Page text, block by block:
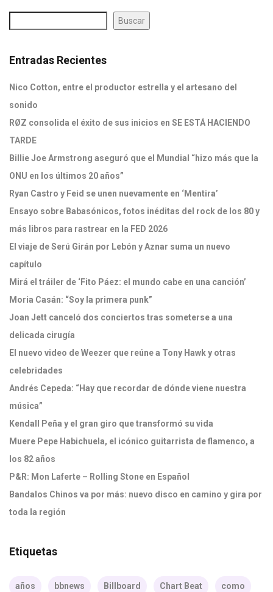
Buscar
Entradas Recientes
Nico Cotton, entre el productor estrella y el artesano del
sonido
RØZ consolida el éxito de sus inicios en SE ESTÁ HACIENDO
TARDE
Billie Joe Armstrong aseguró que el Mundial “hizo más que la
ONU en los últimos 20 años”
Ryan Castro y Feid se unen nuevamente en ‘Mentira’
Ensayo sobre Babasónicos, fotos inéditas del rock de los 80 y
más libros para rastrear en la FED 2026
El viaje de Serú Girán por Lebón y Aznar suma un nuevo
capítulo
Mirá el tráiler de ‘Fito Páez: el mundo cabe en una canción’
Moria Casán: “Soy la primera punk”
Joan Jett canceló dos conciertos tras someterse a una
delicada cirugía
El nuevo video de Weezer que reúne a Tony Hawk y otras
celebridades
Andrés Cepeda: “Hay que recordar de dónde viene nuestra
música”
Kendall Peña y el gran giro que transformó su vida
Muere Pepe Habichuela, el icónico guitarrista de flamenco, a
los 82 años
P&R: Mon Laferte – Rolling Stone en Español
Bandalos Chinos va por más: nuevo disco en camino y gira por
toda la región
Etiquetas
años bbnews Billboard Chart Beat como